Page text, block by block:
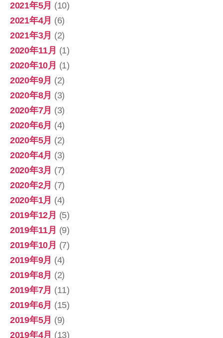
2021年5月 (10)
2021年4月 (6)
2021年3月 (2)
2020年11月 (1)
2020年10月 (1)
2020年9月 (2)
2020年8月 (3)
2020年7月 (3)
2020年6月 (4)
2020年5月 (2)
2020年4月 (3)
2020年3月 (7)
2020年2月 (7)
2020年1月 (4)
2019年12月 (5)
2019年11月 (9)
2019年10月 (7)
2019年9月 (4)
2019年8月 (2)
2019年7月 (11)
2019年6月 (15)
2019年5月 (9)
2019年4月 (13)